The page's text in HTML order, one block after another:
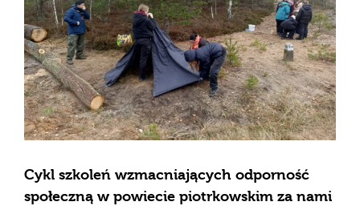
Cykl szkoleń wzmacniających odporność
społeczną w powiecie piotrkowskim za nami